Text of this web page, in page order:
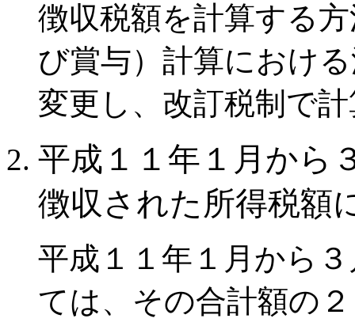
徴収税額を計算する
び賞与）計算におけ
変更し、改訂税制で
平成１１年１月から
徴収された所得税額
平成１１年１月から
ては、その合計額の